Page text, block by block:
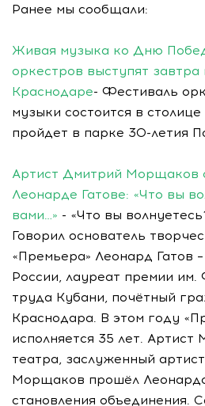
Ранее мы сообщали:
Живая музыка ко Дню
оркестров выступят завтра
Краснодаре- Фестиваль
музыки состоится в
пройдет в парке 30-летия
Артист Дмитрий Морщаков
Леонарде Гатове: «Что вы
вами…» - «Что вы
Говорил основатель
«Премьера» Леонард Гатов
России, лауреат премии
труда Кубани, почётный
Краснодара. В этом году
исполняется 35 лет. Артист
театра, заслуженный
Морщаков прошёл
становления объединения.